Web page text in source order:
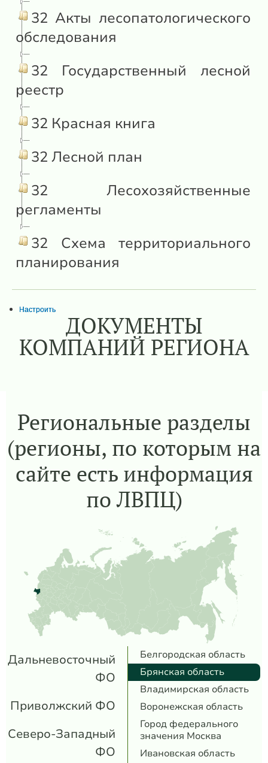
32 Акты лесопатологического
обследования
32 Государственный лесной
реестр
32 Красная книга
32 Лесной план
32 Лесохозяйственные
регламенты
32 Схема территориального
планирования
Настроить
ДОКУМЕНТЫ
КОМПАНИЙ РЕГИОНА
Региональные разделы
(регионы, по которым на
сайте есть информация
по ЛВПЦ)
Дальневосточный
ФО
Приволжский ФО
Северо-Западный
ФО
Белгородская область
Брянская область
Владимирская область
Воронежская область
Город федерального
значения Москва
Ивановская область